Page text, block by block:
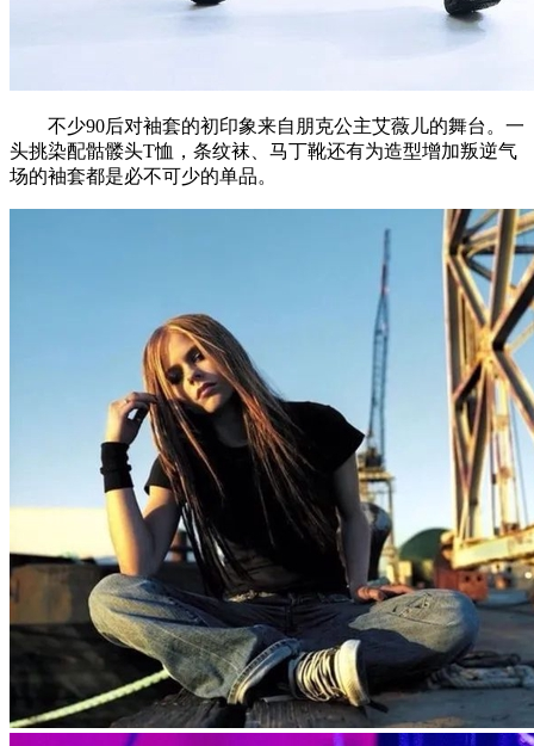
不少90后对袖套的初印象来自朋克公主艾薇儿的舞台。一
头挑染配骷髅头T恤，条纹袜、马丁靴还有为造型增加叛逆气
场的袖套都是必不可少的单品。